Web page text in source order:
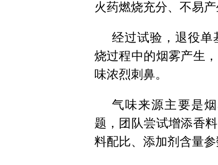
火药燃烧充分、不易
经过试验，退役单
烧过程中的烟雾产生
味浓烈刺鼻。
气味来源主要是
题，团队尝试增添香
料配比、添加剂含量